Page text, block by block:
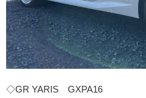
◇GR YARIS GXPA16